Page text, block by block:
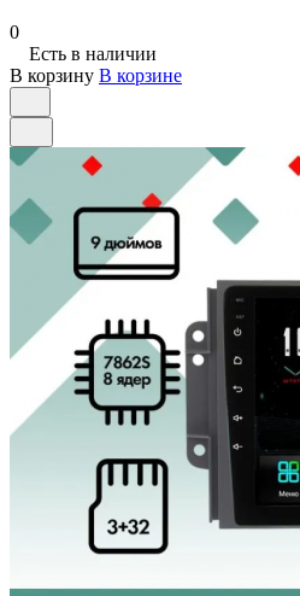
0
Есть в наличии
В корзину В корзине